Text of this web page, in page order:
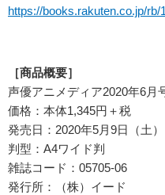
https://books.rakuten.co.jp/rb/
［商品概要］
声優アニメディア2020年6月
価格：本体1,345円＋税
発売日：2020年5月9日（土）
判型：A4ワイド判
雑誌コード：05705-06
発行所：（株）イード